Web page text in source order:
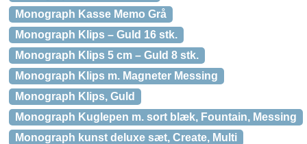
Monograph Kasse Memo Grå
Monograph Klips – Guld 16 stk.
Monograph Klips 5 cm – Guld 8 stk.
Monograph Klips m. Magneter Messing
Monograph Klips, Guld
Monograph Kuglepen m. sort blæk, Fountain, Messing
Monograph kunst deluxe sæt, Create, Multi